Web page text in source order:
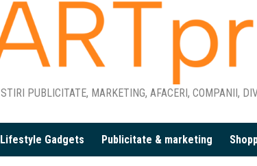
STIRI PUBLICITATE, MARKETING, AFACERI, COMPANII,
Lifestyle Gadgets Publicitate & marketing